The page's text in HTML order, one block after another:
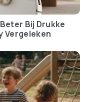
Bij Drukke
Vergeleken